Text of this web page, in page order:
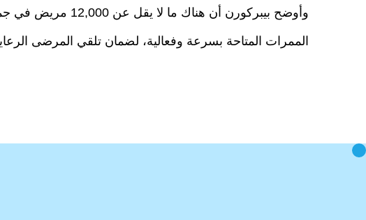
وأوضح بيبركورن
الممرات المتاحة بسرعة وفعالية، لضمان تلقي المرضى